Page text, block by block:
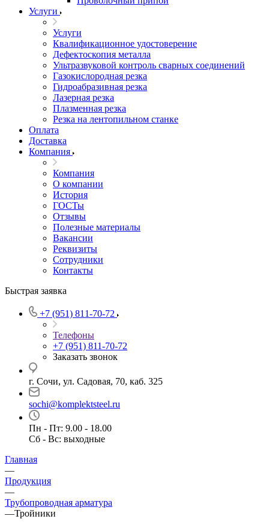
Услуги
Услуги
Квалификационное удостоверение
Дефектоскопия металла
Ультразвуковой контроль сварных соединений
Газокислородная резка
Гидроабразивная резка
Лазерная резка
Плазменная резка
Резка на лентопильном станке
Оплата
Доставка
Компания
Компания
О компании
История
ГОСТы
Отзывы
Полезные материалы
Вакансии
Реквизиты
Сотрудники
Контакты
Быстрая заявка
+7 (951) 811-70-72
Телефоны
+7 (951) 811-70-72
Заказать звонок
г. Сочи, ул. Садовая, 70, каб. 325
sochi@komplektsteel.ru
Пн - Пт: 9.00 - 18.00
Сб - Вс: выходные
Главная
—
Продукция
—
Трубопроводная арматура
—Тройники